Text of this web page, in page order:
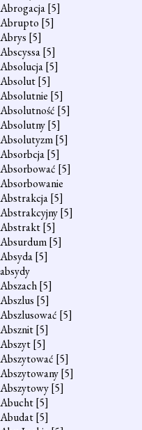
Abrogacja[5]
Abrupto [5]
Abrys [5]
Abscyssa[5]
Absolucja[5]
Absolut[5]
Absolutnie [5]
Absolutność [5]
Absolutny[5]
Absolutyzm[5]
Absorbcja[5]
Absorbować [5]
Absorbowanie
Abstrakcja[5]
Abstrakcyjny[5]
Abstrakt[5]
Absurdum[5]
Absyda[5]
absydy
Abszach[5]
Abszlus [5]
Abszlusować [5]
Absznit[5]
Abszyt[5]
Abszytować [5]
Abszytowany[5]
Abszytowy[5]
Abucht[5]
Abudat[5]